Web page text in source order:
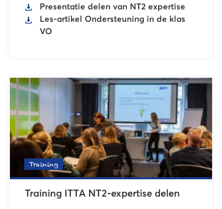
Presentatie delen van NT2 expertise
Les-artikel Ondersteuning in de klas
VO
Training
Training ITTA NT2-expertise delen